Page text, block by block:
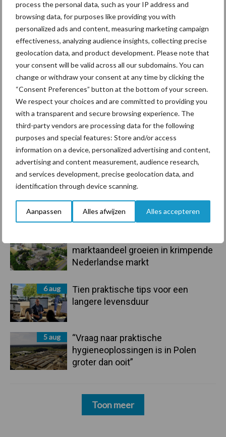
process the personal data, such as your IP address and
browsing data, for purposes like providing you with
personalized ads and content, measuring marketing campaign
effectiveness, analyzing audience insights, collecting precise
geolocation data, and product development. Please note that
your consent will be valid across all our subdomains. You can
change or withdraw your consent at any time by clicking the
“Consent Preferences” button at the bottom of your screen.
We respect your choices and are committed to providing you
with a transparent and secure browsing experience. The
third-party vendors are processing data for the following
purposes and special features: Store and/or access
information on a device, personalized advertising and content,
advertising and content measurement, audience research,
and services development, precise geolocation data, and
identification through device scanning.
Aanpassen Alles afwijzen Alles accepteren
Primaire
Sidebar
Recent nieuws Partner nieuws
7 aug
Grondstoffenmarkt blijft grillig:
droogte en geopolitiek houden
handel in de greep
7 aug
De speenhuid: een vaak
onderschatte risicofactor voor
mastitis
marktaandeel groeien in krimpende
Nederlandse markt
6 aug
Tien praktische tips voor een
langere levensduur
5 aug
“Vraag naar praktische
hygieneoplossingen is in Polen
groter dan ooit”
Toon meer
Voerhekken
Toon meer